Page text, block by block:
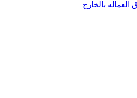
بالخارج